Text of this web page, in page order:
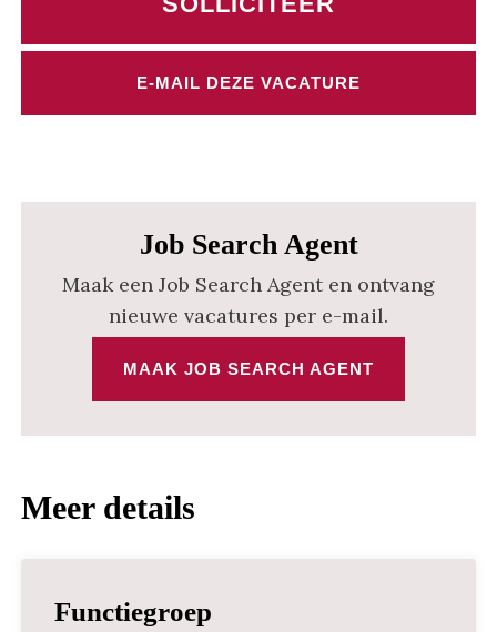
Job Search Agent
Maak een Job Search Agent en ontvang
nieuwe vacatures per e-mail.
MAAK JOB SEARCH AGENT
Meer details
Functiegroep